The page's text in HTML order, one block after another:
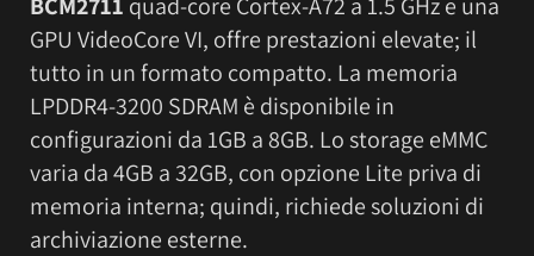
GPU VideoCore VI, offre prestazioni elevate; il
tutto in un formato compatto. La memoria
LPDDR4-3200 SDRAM è disponibile in
configurazioni da 1GB a 8GB. Lo storage eMMC
varia da 4GB a 32GB, con opzione Lite priva di
memoria interna; quindi, richiede soluzioni di
archiviazione esterne.